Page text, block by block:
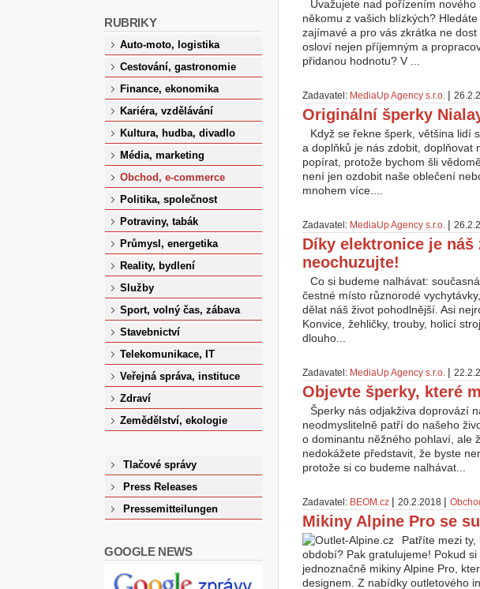
Uvažujete nad pořízením
někomu z vašich blízkých?
zajímavé a pro vás zkrátka ne
osloví nejen příjemným a
přidanou hodnotu? V ...
Zadavatel: MediaUp Agency s.r.o. |
Originální šperky
Když se řekne šperk, většina lidí
a doplňků je nás zdobit, doplňovat
popírat, protože bychom šli
není jen ozdobit naše oblečení
mnohem více....
Zadavatel: MediaUp Agency s.r.o. |
Díky elektronice je
neochuzujte!
Co si budeme nalhávat:
čestné místo různorodé
dělat náš život pohodlnější. Asi
Konvice, žehličky, trouby, holicí
dlouho...
Zadavatel: MediaUp Agency s.r.o. |
Objevte šperky, které
Šperky nás odjakživa doprovází
neodmyslitelně patří do našeho
o dominantu něžného pohlaví, ale
nedokážete představit, že byste
protože si co budeme nalhávat...
Zadavatel: BEOM.cz | 20.2.2018 |
Mikiny Alpine Pro se
Patříte mezi
období? Pak gratulujeme! Pokud
jednoznačně mikiny Alpine Pro,
designem. Z nabídky outletového
RUBRIKY
Auto-moto, logistika
Cestování, gastronomie
Finance, ekonomika
Kariéra, vzdělávání
Kultura, hudba, divadlo
Média, marketing
Obchod, e-commerce
Politika, společnost
Potraviny, tabák
Průmysl, energetika
Reality, bydlení
Služby
Sport, volný čas, zábava
Stavebnictví
Telekomunikace, IT
Veřejná správa, instituce
Zdraví
Zemědělství, ekologie
Tlačové správy
Press Releases
Pressemitteilungen
GOOGLE NEWS